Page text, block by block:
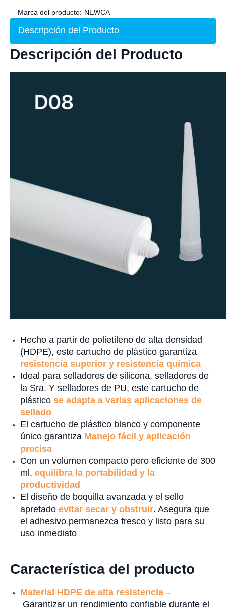
Marca del producto: NEWCA
Descripción del Producto
Descripción del Producto
Hecho a partir de polietileno de alta densidad
(HDPE), este cartucho de plástico garantiza
resistencia superior y resistencia química
Ideal para selladores de silicona, selladores de
la Sra. Y selladores de PU, este cartucho de
plástico se adapta a varias aplicaciones de
sellado
El cartucho de plástico blanco y componente
único garantiza Manejo fácil y aplicación
precisa
Con un volumen compacto pero eficiente de 300
ml, equilibra la portabilidad y la
productividad
El diseño de boquilla avanzada y el sello
apretado evitar secar y obstruir. Asegura que
el adhesivo permanezca fresco y listo para su
uso inmediato
Característica del producto
Material HDPE de alta resistencia –
Garantizar un rendimiento confiable durante el